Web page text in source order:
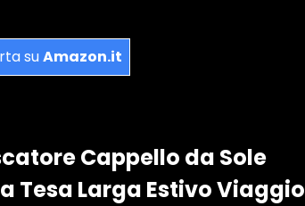
suAmazon.it
Cappello da Sole
Tesa Larga Estivo Viaggio